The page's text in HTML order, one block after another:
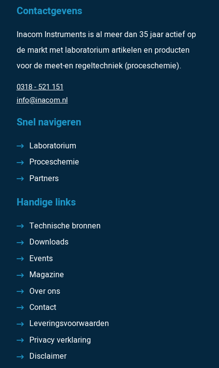
Contactgevens
Inacom Instruments is al meer dan 35 jaar actief op
de markt met laboratorium artikelen en producten
voor de meet-en regeltechniek (proceschemie).
0318 - 521 151
info@inacom.nl
Snel navigeren
Laboratorium
Proceschemie
Partners
Handige links
Technische bronnen
Downloads
Events
Magazine
Over ons
Contact
Leveringsvoorwaarden
Privacy verklaring
Disclaimer